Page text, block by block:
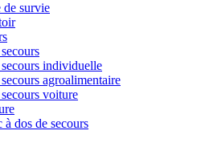
de survie
secours individuelle
agroalimentaire
voiture
à dos de secours